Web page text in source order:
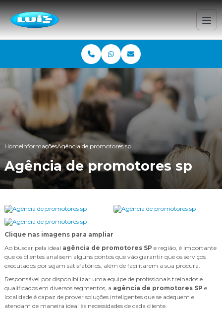
HomeInformaçõesAgência de promotores sp
Agência de promotores sp
Clique nas imagens para ampliar
Ao buscar pela ideal agência de promotores SP e região, é importante
que os clientes analisem alguns pontos que vão garantir que os serviços
executados por sejam satisfatórios, além de facilitarem a sua procura.
Responsável por disponibilizar uma equipe de profissionais treinados e
qualificados em diversos segmentos, a agência de promotores SP e
localidade é capaz de prover soluções inteligentes que se adequem e
atendam de maneira ideal às necessidades de cada cliente.